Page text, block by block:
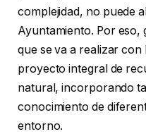
complejidad, no puede
Ayuntamiento. Por eso,
que se va a realizar
proyecto integral de
natural, incorporando
conocimiento de
entorno.